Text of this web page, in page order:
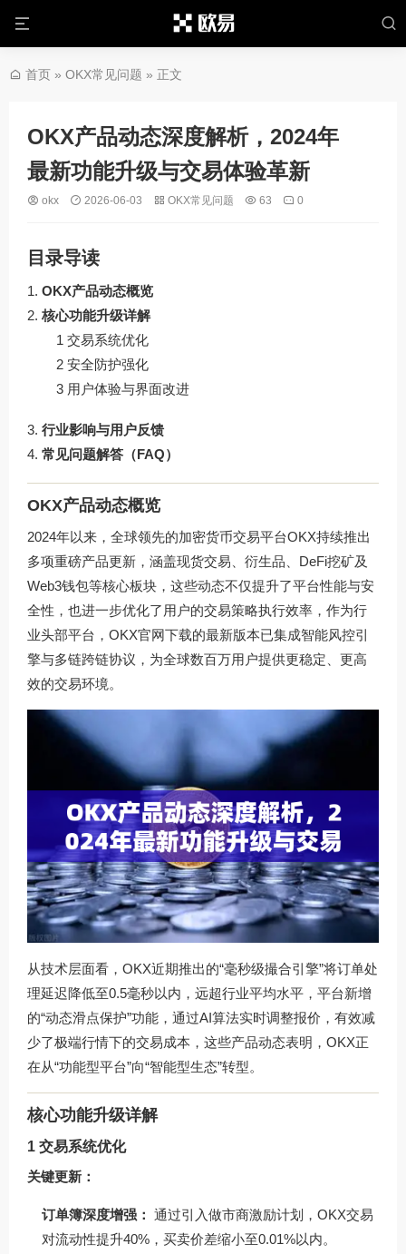
首页 » OKX常见问题 » 正文
OKX产品动态深度解析，2024年
最新功能升级与交易体验革新
okx 2026-06-03 OKX常见问题 63 0
目录导读
OKX产品动态概览
核心功能升级详解
1 交易系统优化
2 安全防护强化
3 用户体验与界面改进
行业影响与用户反馈
常见问题解答（FAQ）
OKX产品动态概览
2024年以来，全球领先的加密货币交易平台OKX持续推出
多项重磅产品更新，涵盖现货交易、衍生品、DeFi挖矿及
Web3钱包等核心板块，这些动态不仅提升了平台性能与安
全性，也进一步优化了用户的交易策略执行效率，作为行
业头部平台，OKX官网下载的最新版本已集成智能风控引
擎与多链跨链协议，为全球数百万用户提供更稳定、更高
效的交易环境。
从技术层面看，OKX近期推出的“毫秒级撮合引擎”将订单处
理延迟降低至0.5毫秒以内，远超行业平均水平，平台新增
的“动态滑点保护”功能，通过AI算法实时调整报价，有效减
少了极端行情下的交易成本，这些产品动态表明，OKX正
在从“功能型平台”向“智能型生态”转型。
核心功能升级详解
1 交易系统优化
关键更新：
订单簿深度增强： 通过引入做市商激励计划，OKX交易
对流动性提升40%，买卖价差缩小至0.01%以内。